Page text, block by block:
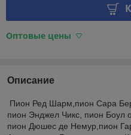
Оптовые цены
Описание
Пион Ред Шарм,пион Сара
пион Энджел Чикс, пион Боул
пион Дюшес де Немур,пион